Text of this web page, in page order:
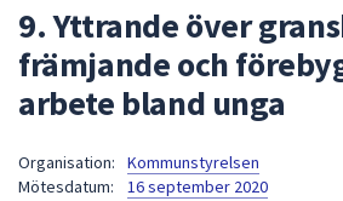
9. Yttrande över
främjande och
arbete bland unga
Organisation:
Kommunstyrelsen
Mötesdatum:
16 september 2020